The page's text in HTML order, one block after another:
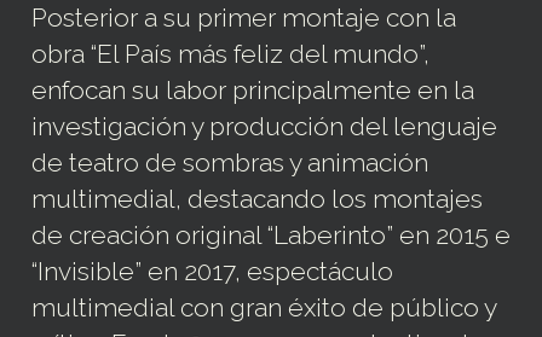
Posterior a su primer montaje con la
obra “El País más feliz del mundo”,
enfocan su labor principalmente en la
investigación y producción del lenguaje
de teatro de sombras y animación
multimedial, destacando los montajes
de creación original “Laberinto” en 2015 e
“Invisible” en 2017, espectáculo
multimedial con gran éxito de público y